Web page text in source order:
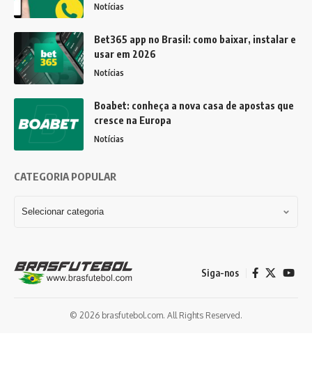
Notícias
Bet365 app no Brasil: como baixar, instalar e
usar em 2026
Notícias
Boabet: conheça a nova casa de apostas que
cresce na Europa
Notícias
CATEGORIA POPULAR
Siga-nos
© 2026 brasfutebol.com. All Rights Reserved.